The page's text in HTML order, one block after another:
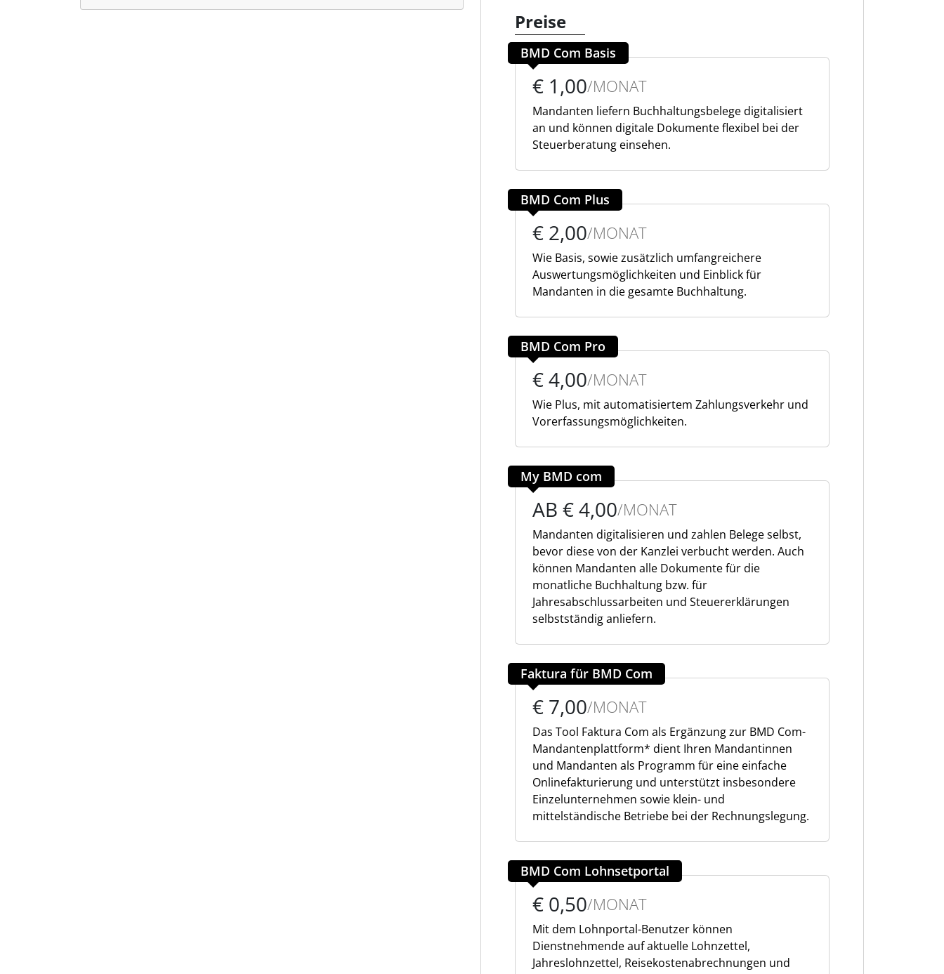
Preise
BMD Com Basis
€ 1,00/MONAT
Mandanten liefern Buchhaltungsbelege digitalisiert
an und können digitale Dokumente flexibel bei der
Steuerberatung einsehen.
BMD Com Plus
€ 2,00/MONAT
Wie Basis, sowie zusätzlich umfangreichere
Auswertungsmöglichkeiten und Einblick für
Mandanten in die gesamte Buchhaltung.
BMD Com Pro
€ 4,00/MONAT
Wie Plus, mit automatisiertem Zahlungsverkehr und
Vorerfassungsmöglichkeiten.
My BMD com
AB € 4,00/MONAT
Mandanten digitalisieren und zahlen Belege selbst,
bevor diese von der Kanzlei verbucht werden. Auch
können Mandanten alle Dokumente für die
monatliche Buchhaltung bzw. für
Jahresabschlussarbeiten und Steuererklärungen
selbstständig anliefern.
Faktura für BMD Com
€ 7,00/MONAT
Das Tool Faktura Com als Ergänzung zur BMD Com-
Mandantenplattform* dient Ihren Mandantinnen
und Mandanten als Programm für eine einfache
Onlinefakturierung und unterstützt insbesondere
Einzelunternehmen sowie klein- und
mittelständische Betriebe bei der Rechnungslegung.
BMD Com Lohnsetportal
€ 0,50/MONAT
Mit dem Lohnportal-Benutzer können
Dienstnehmende auf aktuelle Lohnzettel,
Jahreslohnzettel, Reisekostenabrechnungen und